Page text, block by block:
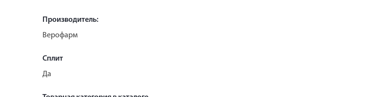
Производитель:
Верофарм
Сплит
Да